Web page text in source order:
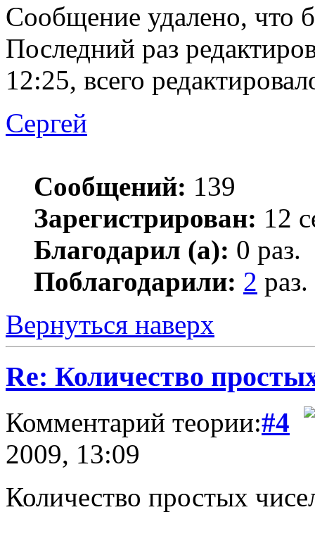
Сообщение удалено, что
Последний раз
12:25, всего
Сергей
Сообщений: 139
Зарегистрирован: 12
Благодарил (а): 0 раз.
Поблагодарили: 2 раз.
Вернуться наверх
Re: Количество
Комментарий теории:#4
2009, 13:09
Количество простых